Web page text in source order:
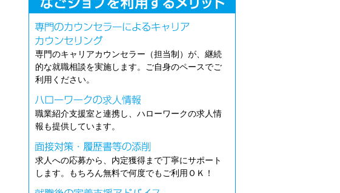
専門のキャリアカウンセラー（担当制）が、継続
的な就職相談を実施します。ご自身のペースでご
利用ください。
職業紹介支援室と連携し、ハローワークの求人情
報も提供しています。
求人への応募から、内定獲得まで丁寧にサポート
します。もちろん無料で何度でもご利用ＯＫ！